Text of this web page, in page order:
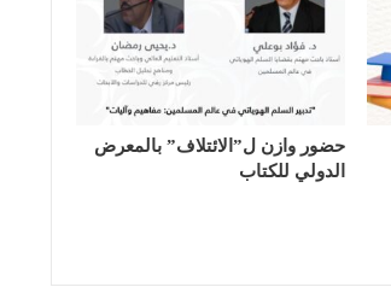
حضور وازن ل”الائتلاف” بالمعرض
الدولي للكتاب